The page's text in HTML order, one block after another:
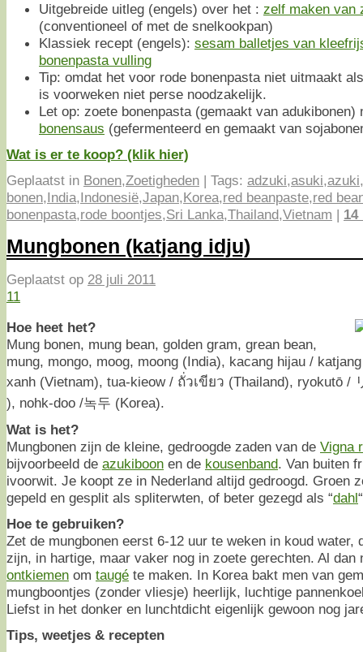
Uitgebreide uitleg (engels) over het : zelf maken van
(conventioneel of met de snelkookpan)
Klassiek recept (engels): sesam balletjes van
bonenpasta vulling
Tip: omdat het voor rode bonenpasta niet uitmaakt
is voorweken niet perse noodzakelijk.
Let op: zoete bonenpasta (gemaakt van
bonensaus (gefermenteerd en gemaakt van
Wat is er te koop? (klik hier)
Geplaatst in Bonen,Zoetigheden | Tags: adzuki,asuki,azuki,
bonen,India,Indonesië,Japan,Korea,red beanpaste,red
bonenpasta,rode boontjes,Sri Lanka,Thailand,Vietnam | 14
Mungbonen (katjang idju)
Geplaatst op 28 juli 2011
11
Hoe heet het?
Mung bonen, mung bean, golden gram, grean bean,
mung, mongo, moog, moong (India), kacang hijau /
xanh (Vietnam), tua-kieow / ถั่วเขียว (Thailand), ryokutō /
), nohk-doo /녹두 (Korea).
Wat is het?
Mungbonen zijn de kleine, gedroogde zaden van de Vigna
bijvoorbeeld de azukiboon en de kousenband. Van buiten
ivoorwit. Je koopt ze in Nederland altijd gedroogd. Groen
gepeld en gesplit als spliterwten, of beter gezegd als “dahl
Hoe te gebruiken?
Zet de mungbonen eerst 6-12 uur te weken in koud water,
zijn, in hartige, maar vaker nog in zoete gerechten. Al dan
ontkiemen om taugé te maken. In Korea bakt men van
mungboontjes (zonder vliesje) heerlijk, luchtige
Liefst in het donker en lunchtdicht eigenlijk gewoon nog
Tips, weetjes & recepten